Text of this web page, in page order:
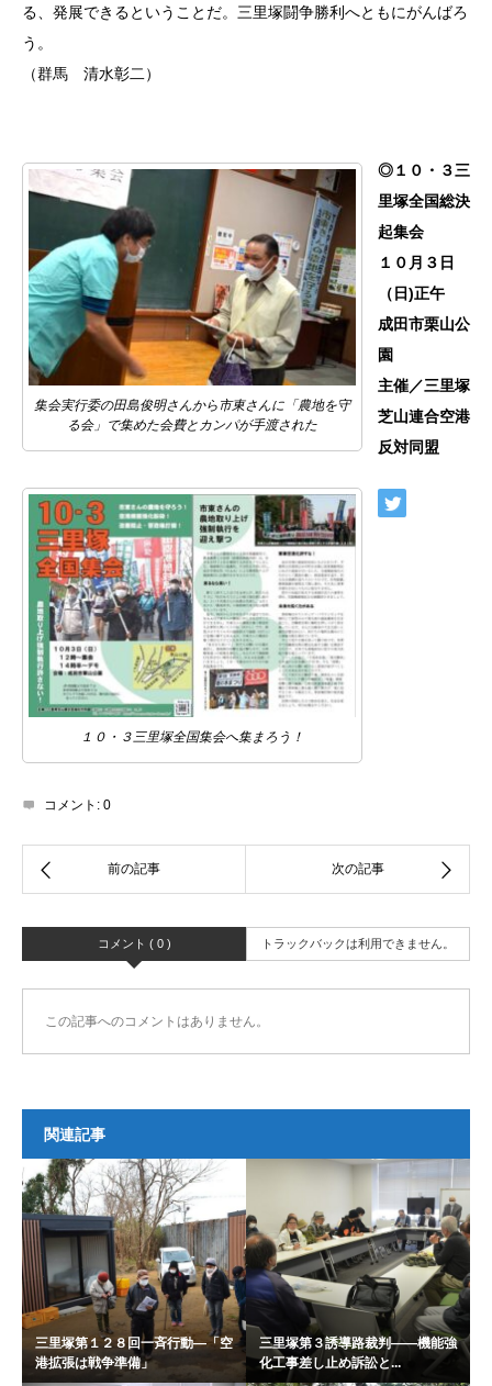
る、発展できるということだ。三里塚闘争勝利へともにがんばろ
う。
（群馬 清水彰二）
集会実行委の田島俊明さんから市東さんに「農地を守
る会」で集めた会費とカンパが手渡された
◎１０・３三
里塚全国総決
起集会
１０月３日
（日)正午
成田市栗山公
園
主催／三里塚
芝山連合空港
反対同盟
１０・３三里塚全国集会へ集まろう！
コメント: 0
コメント ( 0 ) トラックバックは利用できません。
この記事へのコメントはありません。
関連記事
三里塚第１２８回一斉行動―「空
港拡張は戦争準備」
三里塚第３誘導路裁判――機能強
化工事差し止め訴訟と...